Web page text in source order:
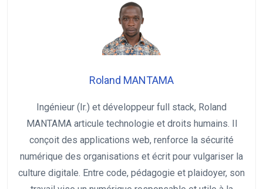
Roland MANTAMA
Ingénieur (Ir.) et développeur full stack, Roland
MANTAMA articule technologie et droits humains. Il
conçoit des applications web, renforce la sécurité
numérique des organisations et écrit pour vulgariser la
culture digitale. Entre code, pédagogie et plaidoyer, son